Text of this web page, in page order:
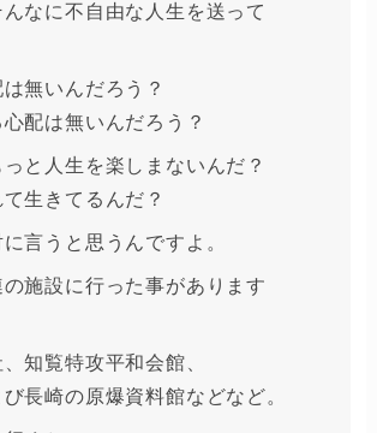
なに不自由な人生を送って
無いんだろう？
配は無いんだろう？
と人生を楽しまないんだ？
生きてるんだ？
言うと思うんですよ。
施設に行った事があります
知覧特攻平和会館、
長崎の原爆資料館などなど。